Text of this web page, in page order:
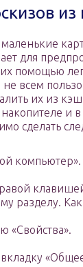
из
для
помощью
всем
их из
накопителе и
сделать
компьютер».
разделу.
«Свойства».